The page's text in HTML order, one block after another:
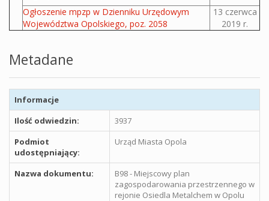
Ogłoszenie mpzp w Dzienniku Urzędowym
Województwa Opolskiego, poz. 2058
13 czerwca
2019 r.
Metadane
Informacje
Ilość odwiedzin:
3937
Podmiot
udostępniający:
Urząd Miasta Opola
Nazwa dokumentu:
B98 - Miejscowy plan
zagospodarowania przestrzennego w
rejonie Osiedla Metalchem w Opolu